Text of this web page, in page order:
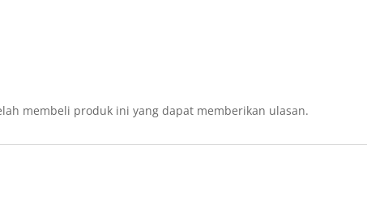
membeli produk ini yang dapat memberikan ulasan.